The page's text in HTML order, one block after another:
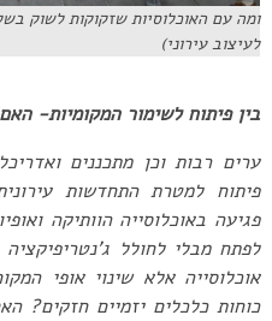
ומה עם האוכלוסיות שזקוקות לשוק
לעיצוב עירוני)
בין פיתוח לשימור המקומיות-
ערים רבות וכן מתכננים
פיתוח למטרת התחדשות
פגיעה באוכלוסייה הוותיקה
לפתח מבלי לחולל
אוכלוסייה אלא שינוי אופי
כוחות כלכלים יזמיים חזקים?